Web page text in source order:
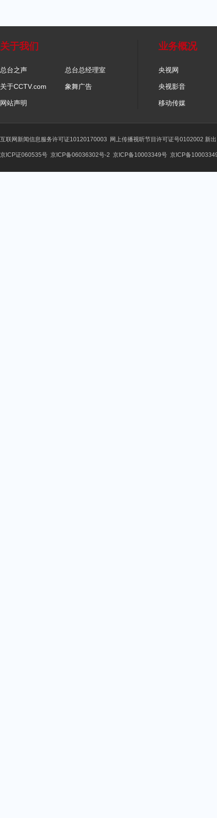
关于我们
总台之声 总台总经理室
关于CCTV.com 象舞广告
网站声明
业务概况
央视网
央视影音
移动传媒
互联网新闻信息服务许可证10120170003 网上传播视听节目许可证号0102002 新
京ICP证060535号 京ICP备06036302号-2 京ICP备10003349号 京ICP备